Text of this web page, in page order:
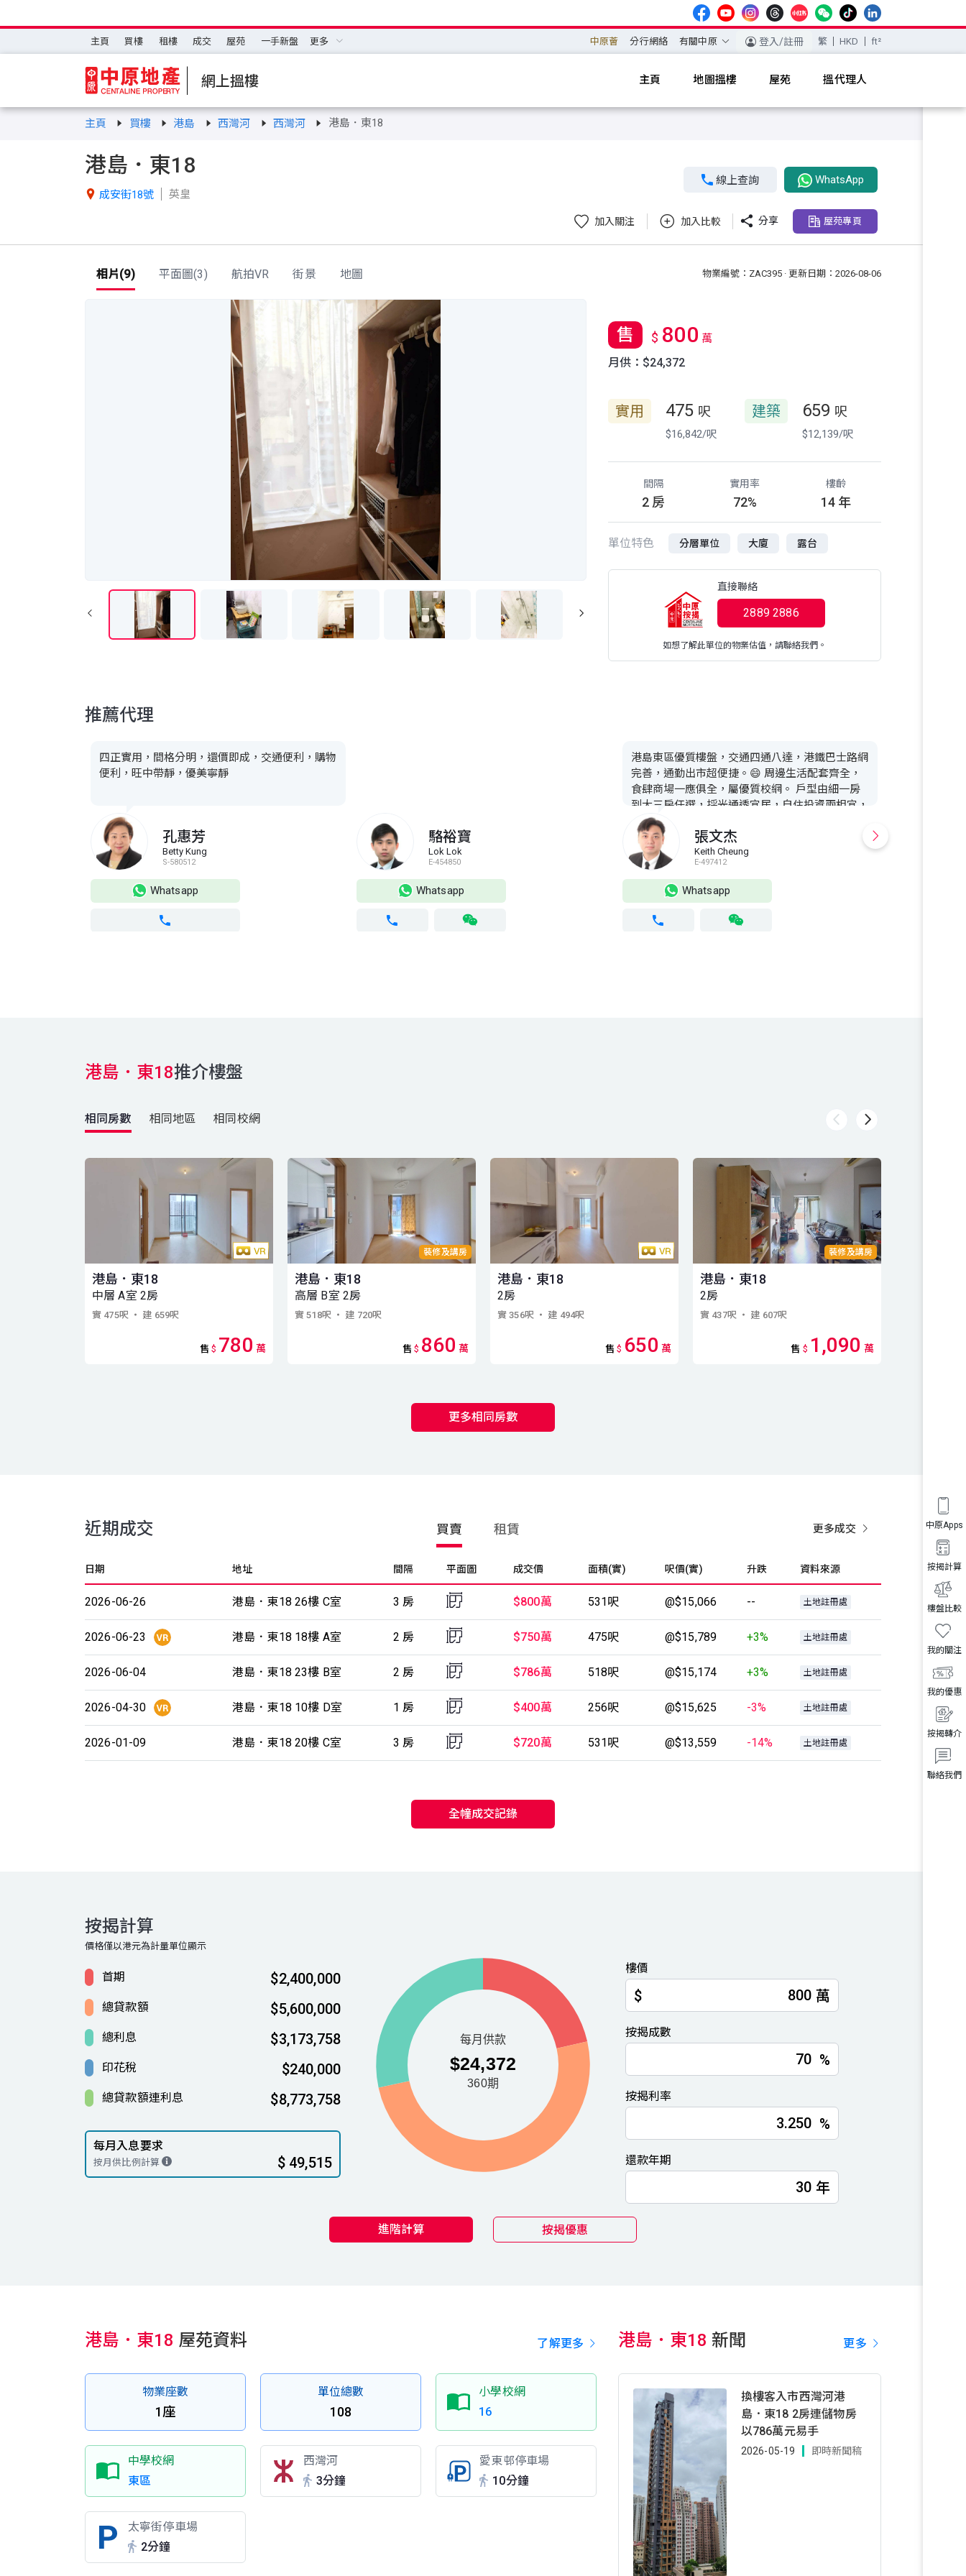
主頁 買樓 租樓 成交 屋苑 一手新盤 更多 中原薈 分行網絡 有關中原 登入/註冊 繁 HKD ft²
網上搵樓 主頁 地圖搵樓 屋苑 搵代理人
聯絡我們
按揭轉介
我的優惠
我的關注
樓盤比較
按揭計算
中原Apps
主頁 買樓 港島 西灣河 西灣河 港島．東18
港島．東18
 成安街18號 英皇
 線上查詢 WhatsApp
加入關注 加入比較  分享 屋苑專頁
相片(9) 平面圖(3) 航拍VR 街景 地圖 物業編號：ZAC395 · 更新日期：2026-08-06
售 $ 800 萬
月供：$24,372
實用 475 呎
$16,842/呎
建築 659 呎
$12,139/呎
間隔
2 房
實用率
72%
樓齡
14 年
單位特色 分層單位 大廈 露台
直接聯絡
2889 2886
如想了解此單位的物業估值，請聯絡我們。
推薦代理
四正實用，間格分明，還價即成，交通便利，購物
便利，旺中帶靜，優美寧靜
孔惠芳
Betty Kung
S-580512
Whatsapp
駱裕寶
Lok Lok
E-454850
Whatsapp
港島東區優質樓盤，交通四通八達，港鐵巴士路網
完善，通勤出市超便捷。😄 周邊生活配套齊全，
食肆商場一應俱全，屬優質校網。 戶型由細一房
到大三房任選，採光通透宜居，自住投資兩相宜，
隨時約睇！☎️ 想實地睇樓、查詢底價以及更多戶
型資料，隨時聯繫我 Keith 張先生
5️⃣4️⃣1️⃣9️⃣-0️⃣3️⃣6️⃣6️⃣🏠
張文杰
Keith Cheung
E-497412
Whatsapp
港島．東18推介樓盤
相同房數 相同地區 相同校網
港島．東18
中層 A室 2房
實 475呎 ・ 建 659呎
售 $ 780 萬
裝修及講房
港島．東18
高層 B室 2房
實 518呎 ・ 建 720呎
售 $ 860 萬
港島．東18
2房
實 356呎 ・ 建 494呎
售 $ 650 萬
裝修及講房
港島．東18
2房
實 437呎 ・ 建 607呎
售 $ 1,090 萬
更多相同房數
近期成交 買賣 租賃 更多成交
日期 地址 間隔 平面圖 成交價 面積(實) 呎價(實) 升跌 資料來源
2026-06-26 港島．東18 26樓 C室 3 房 $800萬 531呎 @$15,066 -- 土地註冊處
2026-06-23 港島．東18 18樓 A室 2 房 $750萬 475呎 @$15,789 +3% 土地註冊處
2026-06-04 港島．東18 23樓 B室 2 房 $786萬 518呎 @$15,174 +3% 土地註冊處
2026-04-30 港島．東18 10樓 D室 1 房 $400萬 256呎 @$15,625 -3% 土地註冊處
2026-01-09 港島．東18 20樓 C室 3 房 $720萬 531呎 @$13,559 -14% 土地註冊處
全幢成交記錄
按揭計算
價格僅以港元為計量單位顯示
首期 $2,400,000
總貸款額 $5,600,000
總利息 $3,173,758
印花稅 $240,000
總貸款額連利息 $8,773,758
每月入息要求
按月供比例計算 $ 49,515
樓價
$ 萬
按揭成數
%
按揭利率
%
還款年期
年
進階計算 按揭優惠
港島．東18 屋苑資料 了解更多
物業座數
1座
單位總數
108
小學校網
16
中學校網
東區
西灣河
3分鐘
愛東邨停車場
10分鐘
太寧街停車場
2分鐘
港島．東18 新聞 更多
換樓客入市西灣河港
島．東18 2房連儲物房
以786萬元易手
2026-05-19 即時新聞稿